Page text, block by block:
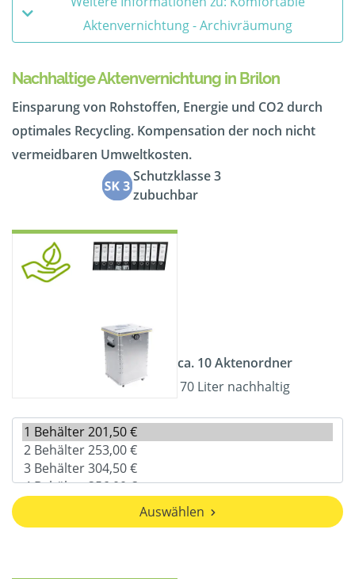
Aktenvernichtung - Archivräumung
Nachhaltige Aktenvernichtung in Brilon
Einsparung von Rohstoffen, Energie und CO2 durch
optimales Recycling. Kompensation der noch nicht
vermeidbaren Umweltkosten.
Schutzklasse 3
zubuchbar
ca. 10 Aktenordner
70 Liter nachhaltig
Auswählen